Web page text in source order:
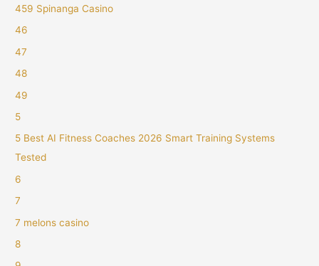
459 Spinanga Casino
46
47
48
49
5
5 Best AI Fitness Coaches 2026 Smart Training Systems
Tested
6
7
7 melons casino
8